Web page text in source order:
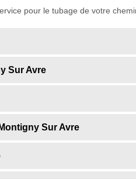
pour le tubage de votre
Sur Avre
Sur Avre